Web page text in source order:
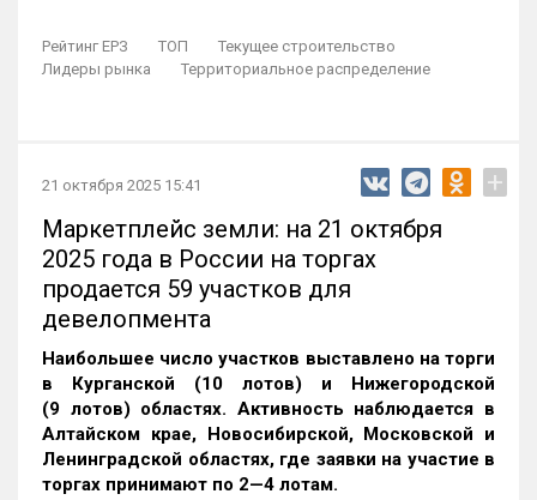
Рейтинг ЕРЗ ТОП
Текущее строительство
Лидеры рынка
Территориальное распределение
21 октября 2025 15:41 +
Маркетплейс земли: на 21 октября
2025 года в России на торгах
продается 59 участков для
девелопмента
Наибольшее число участков выставлено на торги
в Курганской (10 лотов) и Нижегородской
(9 лотов) областях. Активность наблюдается в
Алтайском крае, Новосибирской, Московской и
Ленинградской областях, где заявки на участие в
торгах принимают по 2—4 лотам.